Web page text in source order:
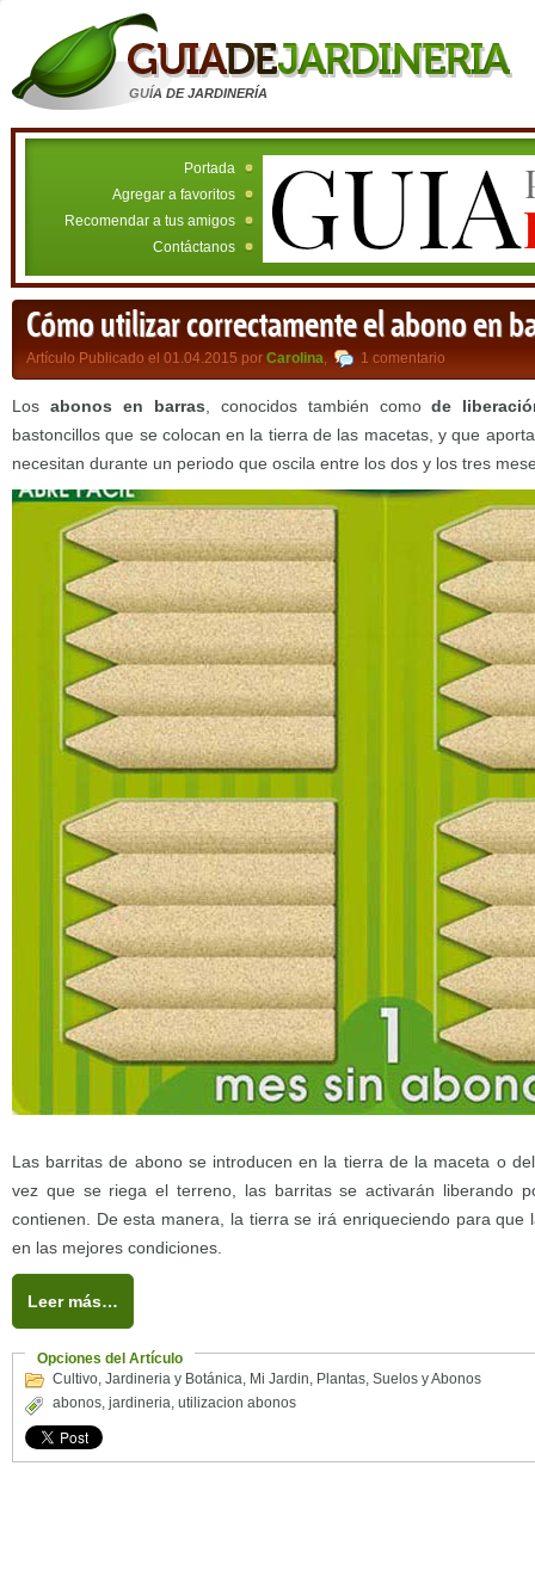
GUÍA DE JARDINERÍA
Portada
Agregar a favoritos
Recomendar a tus amigos
Contáctanos
Cómo utilizar correctamente el abono en
Artículo Publicado el 01.04.2015 por Carolina, 1 comentario
Los abonos en barras , conocidos también comode
bastoncillos que se colocan en la tierra de las macetas, y que
necesitan durante un periodo que oscila entre los dos y los tres
Las barritas de abono se introducen en la tierra de la maceta o
vez que se riega el terreno, las barritas se activarán liberando
contienen. De esta manera, la tierra se irá enriqueciendo para que
en las mejores condiciones.
Leer más…
Opciones del Artículo
Cultivo, Jardineria y Botánica, Mi Jardin, Plantas, Suelos y Abonos
abonos, jardineria, utilizacion abonos